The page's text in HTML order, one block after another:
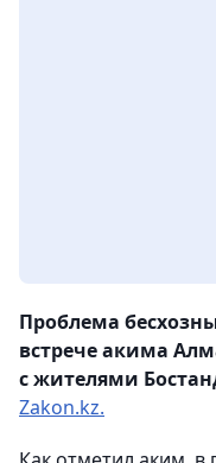
Проблема
встрече акима
с жителями
Zakon.kz.